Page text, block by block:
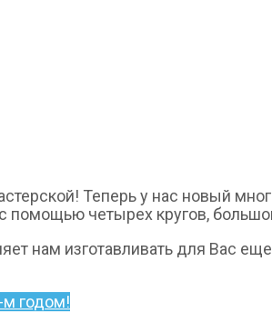
Теперь у нас новый
четырех кругов,
нам изготавливать для Вас
годом!